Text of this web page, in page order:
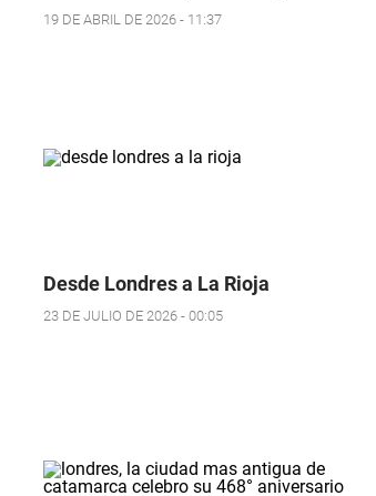
19 DE ABRIL DE 2026 - 11:37
Desde Londres a La Rioja
23 DE JULIO DE 2026 - 00:05